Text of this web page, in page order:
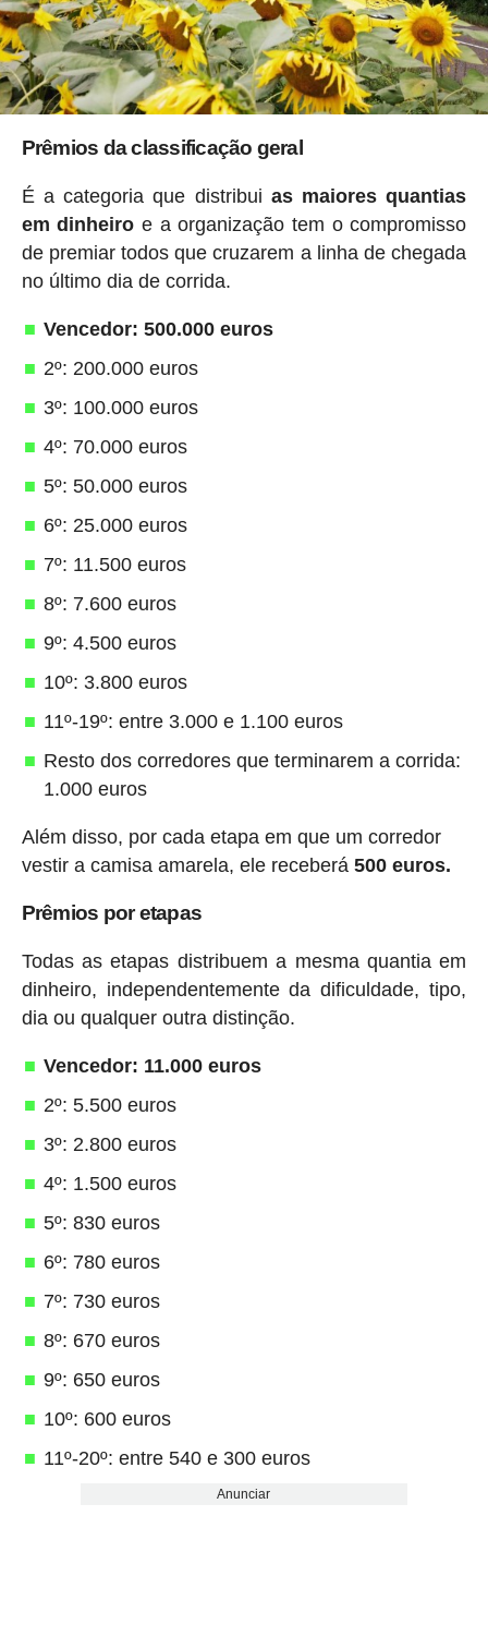
Prêmios da classificação geral
É a categoria que distribui as maiores quantias
em dinheiro e a organização tem o compromisso
de premiar todos que cruzarem a linha de chegada
no último dia de corrida.
Vencedor: 500.000 euros
2º: 200.000 euros
3º: 100.000 euros
4º: 70.000 euros
5º: 50.000 euros
6º: 25.000 euros
7º: 11.500 euros
8º: 7.600 euros
9º: 4.500 euros
10º: 3.800 euros
11º-19º: entre 3.000 e 1.100 euros
Resto dos corredores que terminarem a corrida:
1.000 euros
Além disso, por cada etapa em que um corredor
vestir a camisa amarela, ele receberá 500 euros.
Prêmios por etapas
Todas as etapas distribuem a mesma quantia em
dinheiro, independentemente da dificuldade, tipo,
dia ou qualquer outra distinção.
Vencedor: 11.000 euros
2º: 5.500 euros
3º: 2.800 euros
4º: 1.500 euros
5º: 830 euros
6º: 780 euros
7º: 730 euros
8º: 670 euros
9º: 650 euros
10º: 600 euros
11º-20º: entre 540 e 300 euros
Anunciar